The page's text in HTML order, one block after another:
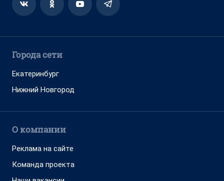
Города сети
Екатеринбург
Нижний Новгород
О компании
Реклама на сайте
Команда проекта